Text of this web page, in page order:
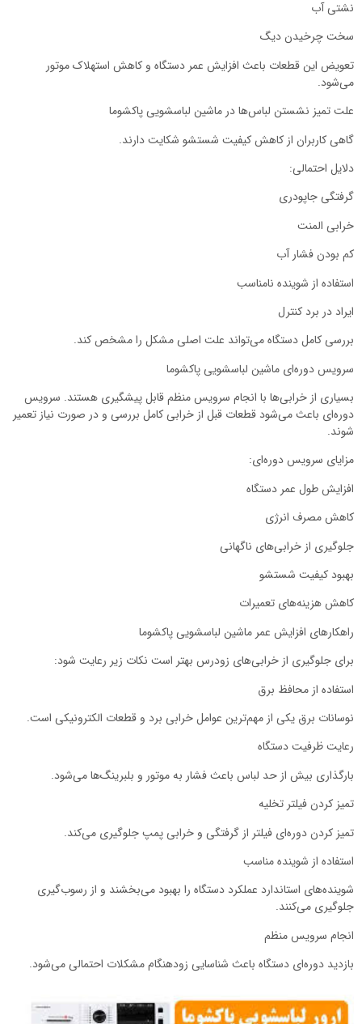
نشتی آب
سخت چرخیدن دیگ
تعویض این قطعات باعث افزایش عمر دستگاه و کاهش استهلاک موتور
می‌شود.
علت تمیز نشستن لباس‌ها در ماشین لباسشویی پاکشوما
گاهی کاربران از کاهش کیفیت شستشو شکایت دارند.
دلایل احتمالی:
گرفتگی جاپودری
خرابی المنت
کم بودن فشار آب
استفاده از شوینده نامناسب
ایراد در برد کنترل
بررسی کامل دستگاه می‌تواند علت اصلی مشکل را مشخص کند.
سرویس دوره‌ای ماشین لباسشویی پاکشوما
بسیاری از خرابی‌ها با انجام سرویس منظم قابل پیشگیری هستند. سرویس
دوره‌ای باعث می‌شود قطعات قبل از خرابی کامل بررسی و در صورت نیاز تعمیر
شوند.
مزایای سرویس دوره‌ای:
افزایش طول عمر دستگاه
کاهش مصرف انرژی
جلوگیری از خرابی‌های ناگهانی
بهبود کیفیت شستشو
کاهش هزینه‌های تعمیرات
راهکارهای افزایش عمر ماشین لباسشویی پاکشوما
برای جلوگیری از خرابی‌های زودرس بهتر است نکات زیر رعایت شود:
استفاده از محافظ برق
نوسانات برق یکی از مهم‌ترین عوامل خرابی برد و قطعات الکترونیکی است.
رعایت ظرفیت دستگاه
بارگذاری بیش از حد لباس باعث فشار به موتور و بلبرینگ‌ها می‌شود.
تمیز کردن فیلتر تخلیه
تمیز کردن دوره‌ای فیلتر از گرفتگی و خرابی پمپ جلوگیری می‌کند.
استفاده از شوینده مناسب
شوینده‌های استاندارد عملکرد دستگاه را بهبود می‌بخشند و از رسوب‌گیری
جلوگیری می‌کنند.
انجام سرویس منظم
بازدید دوره‌ای دستگاه باعث شناسایی زودهنگام مشکلات احتمالی می‌شود.